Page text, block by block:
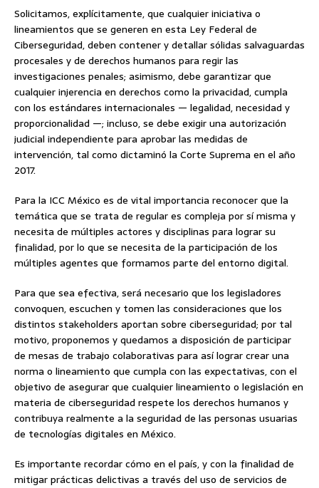
Solicitamos, explícitamente, que cualquier iniciativa o
lineamientos que se generen en esta Ley Federal de
Ciberseguridad, deben contener y detallar sólidas salvaguardas
procesales y de derechos humanos para regir las
investigaciones penales; asimismo, debe garantizar que
cualquier injerencia en derechos como la privacidad, cumpla
con los estándares internacionales — legalidad, necesidad y
proporcionalidad —; incluso, se debe exigir una autorización
judicial independiente para aprobar las medidas de
intervención, tal como dictaminó la Corte Suprema en el año
2017.
Para la ICC México es de vital importancia reconocer que la
temática que se trata de regular es compleja por sí misma y
necesita de múltiples actores y disciplinas para lograr su
finalidad, por lo que se necesita de la participación de los
múltiples agentes que formamos parte del entorno digital.
Para que sea efectiva, será necesario que los legisladores
convoquen, escuchen y tomen las consideraciones que los
distintos stakeholders aportan sobre ciberseguridad; por tal
motivo, proponemos y quedamos a disposición de participar
de mesas de trabajo colaborativas para así lograr crear una
norma o lineamiento que cumpla con las expectativas, con el
objetivo de asegurar que cualquier lineamiento o legislación en
materia de ciberseguridad respete los derechos humanos y
contribuya realmente a la seguridad de las personas usuarias
de tecnologías digitales en México.
Es importante recordar cómo en el país, y con la finalidad de
mitigar prácticas delictivas a través del uso de servicios de